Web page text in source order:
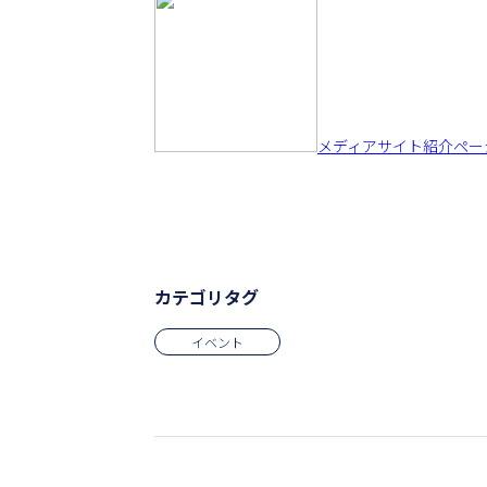
メディアサイト紹介ペ
カテゴリタグ
イベント